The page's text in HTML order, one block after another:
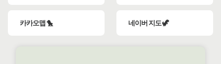
카카오맵 🐤 네이버 지도 🦖